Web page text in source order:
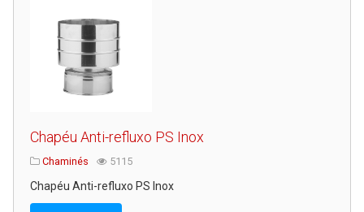
Chapéu Anti-refluxo PS Inox
Chaminés 5115
Chapéu Anti-refluxo PS Inox